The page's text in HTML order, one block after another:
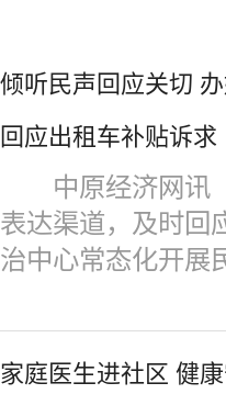
倾听民声回应关切
回应出租车补贴诉求
中原经济网讯
表达渠道，及时回
治中心常态化开展
家庭医生进社区 健